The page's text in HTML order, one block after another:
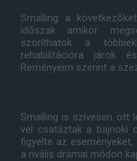
Smalling a
idõszak amikor
szoríthatok a
rehabilitációra járok
Reményeim szerint a
Smalling is szívesen ott
vel csatáztak a bajnoki
figyelte az
a rivális drámai módon